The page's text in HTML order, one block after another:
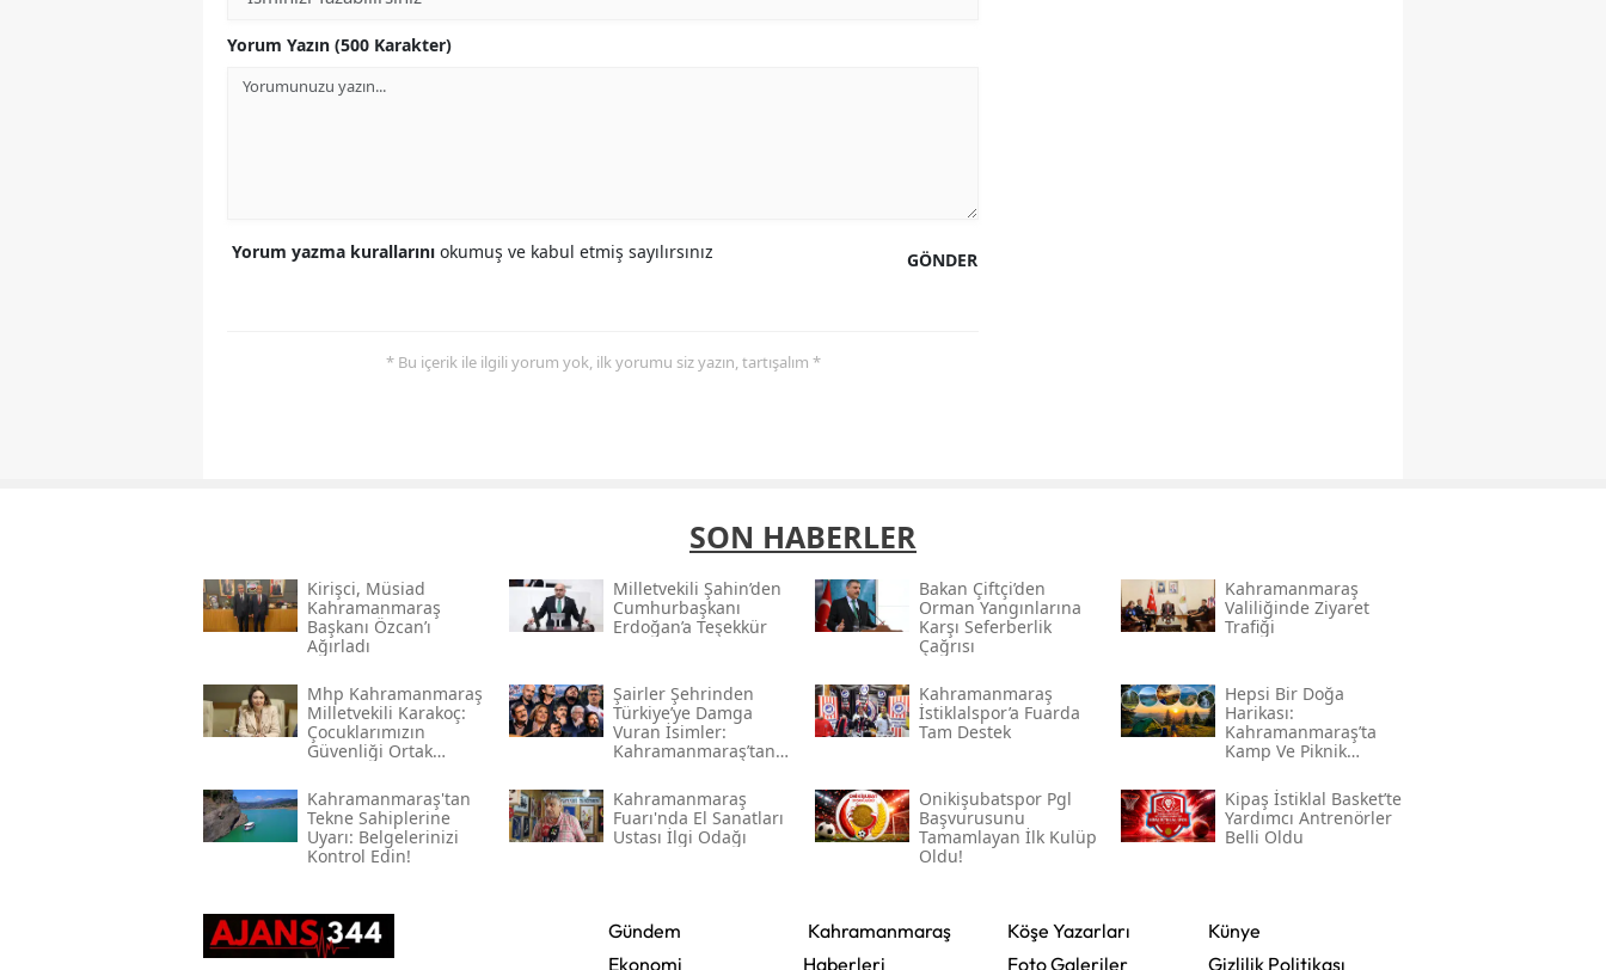
Yorum Yazın (500 Karakter)
GÖNDER
Yorum yazma kurallarını okumuş ve kabul etmiş sayılırsınız
* Bu içerik ile ilgili yorum yok, ilk yorumu siz yazın, tartışalım *
SON HABERLER
Kirişci, Müsi̇ad
Kahramanmaraş
Başkanı Özcan’ı
Ağırladı
Milletvekili Şahin’den
Cumhurbaşkanı
Erdoğan’a Teşekkür
Bakan Çiftçi’den
Orman Yangınlarına
Karşı Seferberlik
Çağrısı
Kahramanmaraş
Valiliğinde Ziyaret
Trafiği
Mhp Kahramanmaraş
Milletvekili Karakoç:
Çocuklarımızın
Güvenliği Ortak
Şairler Şehrinden
Türkiye’ye Damga
Vuran İsimler:
Kahramanmaraş’tan
Kahramanmaraş
İstiklalspor’a Fuarda
Tam Destek
Hepsi Bir Doğa
Harikası:
Kahramanmaraş’ta
Kamp Ve Piknik
Güzel Alanlar
Kahramanmaraş'tan
Tekne Sahiplerine
Uyarı: Belgelerinizi
Kontrol Edin!
Kahramanmaraş
Fuarı'nda El Sanatları
Ustası İlgi Odağı
Onikişubatspor Pgl
Başvurusunu
Tamamlayan İlk Kulüp
Oldu!
Kipaş İstiklal Basket’te
Yardımcı Antrenörler
Belli Oldu
Gündem
Ekonomi
Kahramanmaraş
Haberleri
Köşe Yazarları
Foto Galeriler
Künye
Gizlilik Politikası